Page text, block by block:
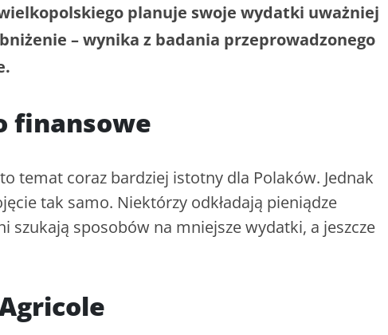
planuje swoje wydatki uważniej
– wynika z badania przeprowadzonego
finansowe
temat coraz bardziej istotny dla Polaków. Jednak
tak samo. Niektórzy odkładają pieniądze
szukają sposobów na mniejsze wydatki, a jeszcze